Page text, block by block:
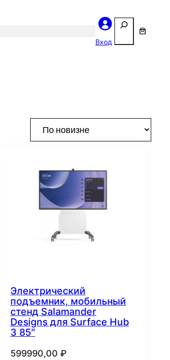
Вход
Поиск
Электрический
подъемник, мобильный
стенд Salamander
Designs для Surface Hub
3 85″
599990,00 ₽